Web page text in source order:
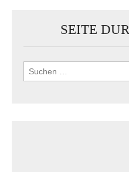
SEITE
Suchen
nach: